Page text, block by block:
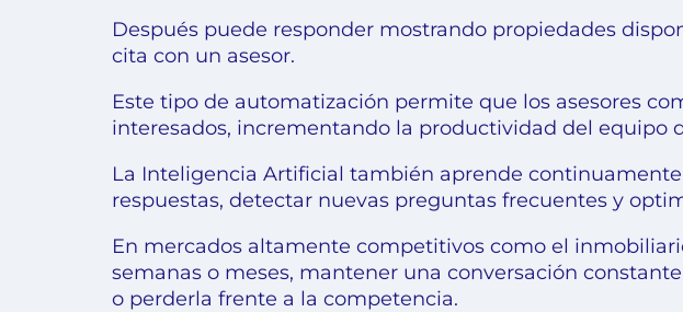
Después puede responder mostrando propiedades
cita con un asesor.
Este tipo de automatización permite que los asesores
interesados, incrementando la productividad del equipo
La Inteligencia Artificial también aprende continuamente
respuestas, detectar nuevas preguntas frecuentes y
En mercados altamente competitivos como el
semanas o meses, mantener una conversación
o perderla frente a la competencia.